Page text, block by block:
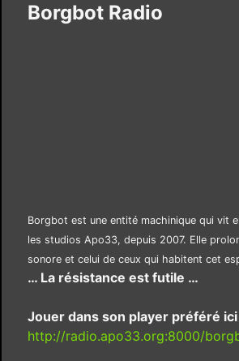
Borgbot Radio
Borgbot est une entité machinique qui vit
les studios Apo33, depuis 2007. Elle
sonore et celui de ceux qui habitent cet
… La résistance est futile …
Jouer dans son player préféré ici
http://radio.apo33.org:8000/